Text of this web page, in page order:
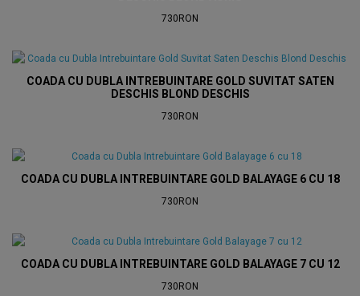
730RON
COADA CU DUBLA INTREBUINTARE GOLD SUVITAT SATEN
DESCHIS BLOND DESCHIS
730RON
COADA CU DUBLA INTREBUINTARE GOLD BALAYAGE 6 CU 18
730RON
COADA CU DUBLA INTREBUINTARE GOLD BALAYAGE 7 CU 12
730RON